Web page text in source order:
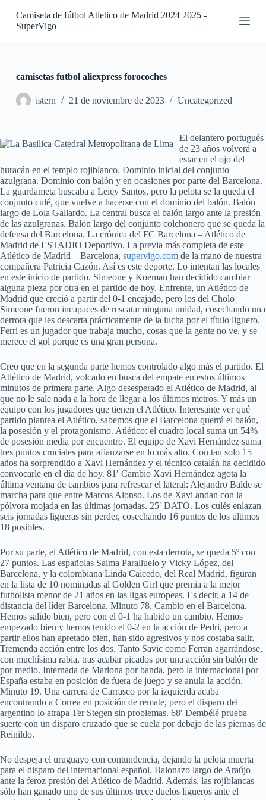
S
e
n
d
o
Camiseta de fútbol Atletico de Madrid 2024 2025 -
SuperVigo
camisetas futbol aliexpress forocoches
istern 21 de noviembre de 2023 Uncategorized
El delantero portugués
de 23 años volverá a
estar en el ojo del
huracán en el templo rojiblanco. Dominio inicial del conjunto
azulgrana. Dominio con balón y en ocasiones por parte del Barcelona.
La guardameta buscaba a Leicy Santos, pero la pelota se la queda el
conjunto culé, que vuelve a hacerse con el dominio del balón. Balón
largo de Lola Gallardo. La central busca el balón largo ante la presión
de las azulgranas. Balón largo del conjunto colchonero que se queda la
defensa del Barcelona. La crónica del FC Barcelona – Atlético de
Madrid de ESTADIO Deportivo. La previa más completa de este
Atlético de Madrid – Barcelona, supervigo.com de la mano de nuestra
compañera Patricia Cazón. Así es este deporte. Lo intentan las locales
en este inicio de partido. Simeone y Koeman han decidido cambiar
alguna pieza por otra en el partido de hoy. Enfrente, un Atlético de
Madrid que creció a partir del 0-1 encajado, pero los del Cholo
Simeone fueron incapaces de rescatar ninguna unidad, cosechando una
derrota que les descarta prácticamente de la lucha por el título liguero.
Ferri es un jugador que trabaja mucho, cosas que la gente no ve, y se
merece el gol porque es una gran persona.
Creo que en la segunda parte hemos controlado algo más el partido. El
Atlético de Madrid, volcado en busca del empate en estos últimos
minutos de primera parte. Algo desesperado el Atlético de Madrid, al
que no le sale nada a la hora de llegar a los últimos metros. Y más un
equipo con los jugadores que tienen el Atlético. Interesante ver qué
partido plantea el Atlético, sabemos que el Barcelona querrá el balón,
la posesión y el protagonismo. Atlético: el cuadro local suma un 54%
de posesión media por encuentro. El equipo de Xavi Hernández suma
tres puntos cruciales para afianzarse en lo más alto. Con tan solo 15
años ha sorprendido a Xavi Hernández y el técnico catalán ha decidido
convocarle en el día de hoy. 81′ Cambio Xavi Hernández agota la
última ventana de cambios para refrescar el lateral: Alejandro Balde se
marcha para que entre Marcos Alonso. Los de Xavi andan con la
pólvora mojada en las últimas jornadas. 25′ DATO. Los culés enlazan
seis jornadas ligueras sin perder, cosechando 16 puntos de los últimos
18 posibles.
Por su parte, el Atlético de Madrid, con esta derrota, se queda 5º con
27 puntos. Las españolas Salma Paralluelo y Vicky López, del
Barcelona, y la colombiana Linda Caicedo, del Real Madrid, figuran
en la lista de 10 nominadas al Golden Girl que premia a la mejor
futbolista menor de 21 años en las ligas europeas. Es decir, a 14 de
distancia del líder Barcelona. Minuto 78. Cambio en el Barcelona.
Hemos salido bien, pero con el 0-1 ha habido un cambio. Hemos
empezado bien y hemos tenido el 0-2 en la acción de Pedri, pero a
partir ellos han apretado bien, han sido agresivos y nos costaba salir.
Tremenda acción entre los dos. Tanto Savic como Ferran agarrándose,
con muchísima rabia, tras acabar picados por una acción sin balón de
por medio. Internada de Mariona por banda, pero la internacional por
España estaba en posición de fuera de juego y se anula la acción.
Minuto 19. Una carrera de Carrasco por la izquierda acaba
encontrando a Correa en posición de remate, pero el disparo del
argentino lo atrapa Ter Stegen sin problemas. 68′ Dembélé prueba
suerte con un disparo cruzado que se cuela por debajo de las piernas de
Reinildo.
No despeja el uruguayo con contundencia, dejando la pelota muerta
para el disparo del internacional español. Balonazo largo de Araújo
ante la feroz presión del Atlético de Madrid. Además, las rojiblancas
sólo han ganado uno de sus últimos trece duelos ligueros ante el